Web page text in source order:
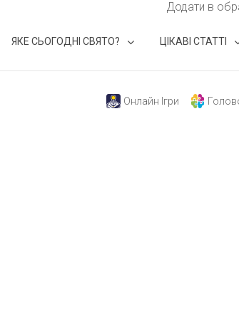
Додати в
ЯКЕ СЬОГОДНІ СВЯТО? ЦІКАВІ СТАТТІ
Онлайн Ігри